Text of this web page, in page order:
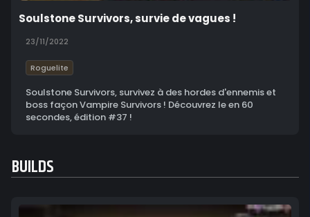
Soulstone Survivors, survie de vagues !
23/11/2022
Roguelite
Soulstone Survivors, survivez à des hordes d'ennemis et
boss façon Vampire Survivors ! Découvrez le en 60
secondes, édition #37 !
BUILDS